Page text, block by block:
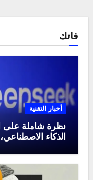
فاتك
أخبار التقنية
نظرة شاملة على
الذكاء